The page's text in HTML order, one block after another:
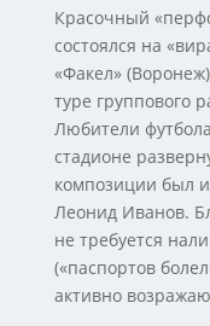
Красочный
состоялся на
«Факел»
туре группового
Любители
стадионе
композиции был
Леонид Иванов.
не требуется
(«паспортов
активно